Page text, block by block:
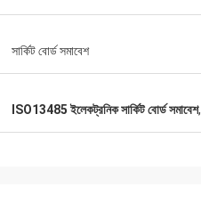
সার্কিট বোর্ড সমাবেশ
ISO13485 ইলেকট্রনিক সার্কিট বোর্ড সমাবেশ,